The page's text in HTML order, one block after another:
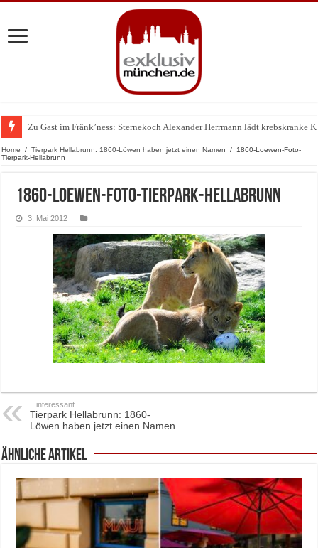
Zu Gast im Fränk’ness: Sternekoch Alexander Herrmann lädt krebskranke
Warum München gerade zum Treffpunkt der Lingerie-Branche wurde
Home / Tierpark Hellabrunn: 1860-Löwen haben jetzt einen Namen /
1860-Loewen-Foto-
Tierpark-Hellabrunn
1860-Loewen-Foto-Tierpark-Hellabrunn
3. Mai 2012
.. interessant
Tierpark Hellabrunn: 1860-
Löwen haben jetzt einen Namen
ähnliche Artikel